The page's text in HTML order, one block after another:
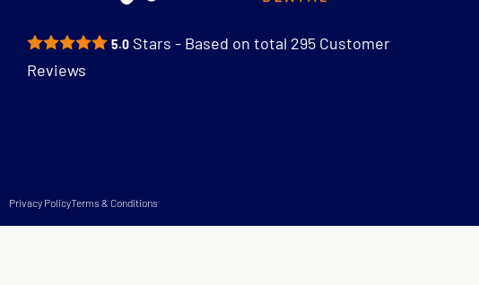
5.0 Stars - Based on total 295 Customer
Reviews
Privacy PolicyTerms & Conditions